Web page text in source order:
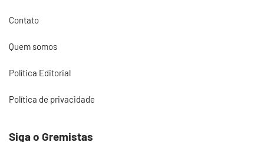
Contato
Quem somos
Política Editorial
Política de privacidade
Siga o Gremistas